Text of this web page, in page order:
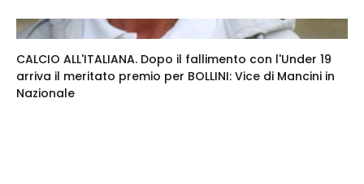
CALCIO ALL'ITALIANA. Dopo il fallimento con l'Under 19
arriva il meritato premio per BOLLINI: Vice di Mancini in
Nazionale